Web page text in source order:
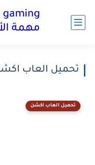
gaming
مهمة
تحميل العاب
تحميل العاب اكشن